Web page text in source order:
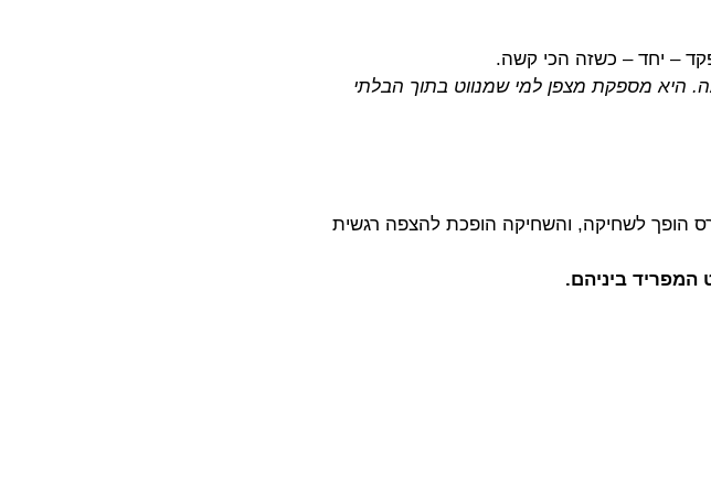
– יחד – כשזה הכי קשה.
היא מספקת מצפן למי שמנווט בתוך הבלתי
הופך לשחיקה, והשחיקה הופכת להצפה רגשית
ביניהם.